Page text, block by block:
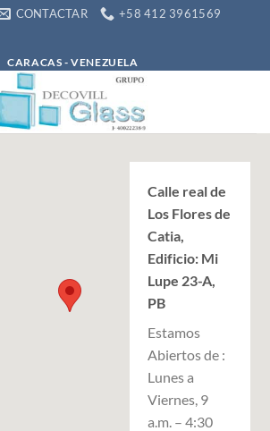
CONTACTAR
+58 412 3961569
CARACAS - VENEZUELA
Calle real de
Los Flores de
Catia,
Edificio: Mi
Lupe 23-A,
PB
Estamos
Abiertos de :
Lunes a
Viernes, 9
a.m. – 4:30